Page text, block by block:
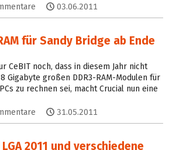
03.06.2011
für Sandy Bridge ab Ende
CeBIT noch, dass in diesem Jahr nicht
Gigabyte großen DDR3-RAM-Modulen für
zu rechnen sei, macht Crucial nun eine
31.05.2011
2011 und verschiedene